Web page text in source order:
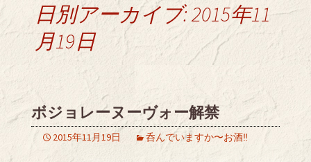
日別アーカイブ: 2015年11
月19日
ボジョレーヌーヴォー解禁
2015年11月19日 呑んでいますか〜お酒‼️